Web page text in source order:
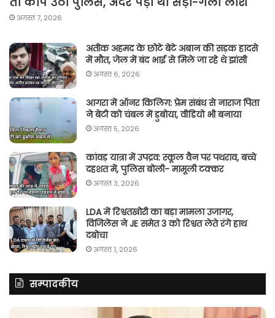
अगस्त 7, 2026
अतीक अहमद के छोटे बेटे अबान की सड़क हादसे
में मौत, जेल में बंद भाई से मिले जा रहे थे झांसी
अगस्त 6, 2026
आगरा में ऑनर किलिग़: प्रेम संबंध से नाराज पिता
ने बेटी को चंबल में डुबोया, वीडियो भी बनाया
अगस्त 5, 2026
कांवड़ यात्रा में उपद्रव: स्कूल वैन पर पथराव, बच्चे
दहशत में, पुलिस बोली- मामूली टक्कर
अगस्त 3, 2026
LDA में रिश्वतखोरी का बड़ा मामला उजागर,
विजिलेंस ने JE समेत 3 को रिश्वत लेते रंगे हाथ
दबोचा
अगस्त 1, 2026
सम्पादकीय